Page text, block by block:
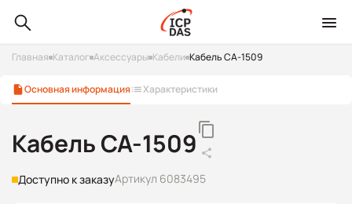
Главная Каталог Аксессуары Кабели Кабель CA-1509
Основная информация Характеристики
Кабель CA-1509
Доступно к заказуАртикул 6083495